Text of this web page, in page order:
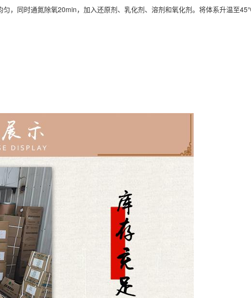
匀，同时通氮除氧20min，加入还原剂、乳化剂、溶剂和氧化剂。将体系升温至